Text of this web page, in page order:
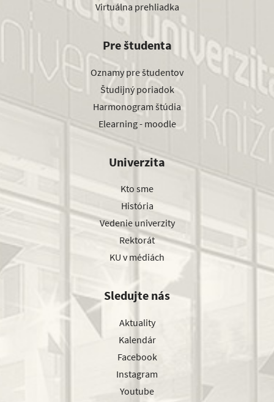
Virtuálna prehliadka
Pre študenta
Oznamy pre študentov
Študijný poriadok
Harmonogram štúdia
Elearning - moodle
Univerzita
Kto sme
História
Vedenie univerzity
Rektorát
KU v médiách
Sledujte nás
Aktuality
Kalendár
Facebook
Instagram
Youtube